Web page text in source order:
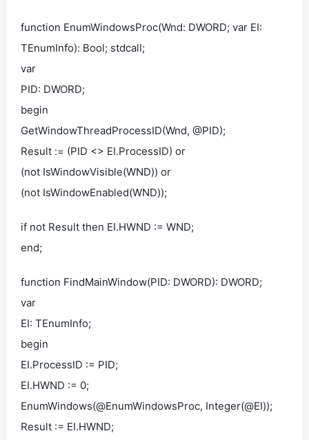
function EnumWindowsProc(Wnd: DWORD; var EI:
TEnumInfo): Bool; stdcall;
var
PID: DWORD;
begin
GetWindowThreadProcessID(Wnd, @PID);
Result := (PID <> EI.ProcessID) or
(not IsWindowVisible(WND)) or
(not IsWindowEnabled(WND));
if not Result then EI.HWND := WND;
end;
function FindMainWindow(PID: DWORD): DWORD;
var
EI: TEnumInfo;
begin
EI.ProcessID := PID;
EI.HWND := 0;
EnumWindows(@EnumWindowsProc, Integer(@EI));
Result := EI.HWND;